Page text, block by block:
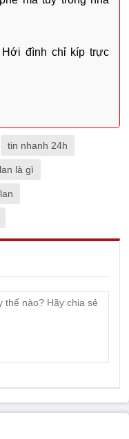
đình chỉ kíp trực
tin nhanh 24h
là gì